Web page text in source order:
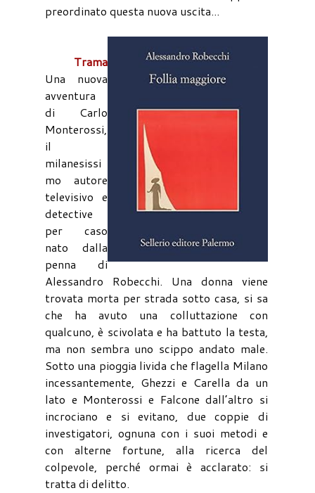
preordinato questa nuova uscita...
Trama
Una nuova
avventura
di Carlo
Monterossi,
il
milanesissi
mo autore
televisivo e
detective
per caso
nato dalla
penna di
Alessandro Robecchi. Una donna viene
trovata morta per strada sotto casa, si sa
che ha avuto una colluttazione con
qualcuno, è scivolata e ha battuto la testa,
ma non sembra uno scippo andato male.
Sotto una pioggia livida che flagella Milano
incessantemente, Ghezzi e Carella da un
lato e Monterossi e Falcone dall’altro si
incrociano e si evitano, due coppie di
investigatori, ognuna con i suoi metodi e
con alterne fortune, alla ricerca del
colpevole, perché ormai è acclarato: si
tratta di delitto.